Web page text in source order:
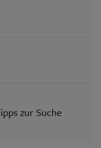
zur Suche